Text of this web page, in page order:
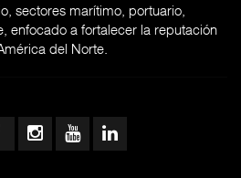
sectores marítimo, portuario,
enfocado a fortalecer la reputación
del Norte.